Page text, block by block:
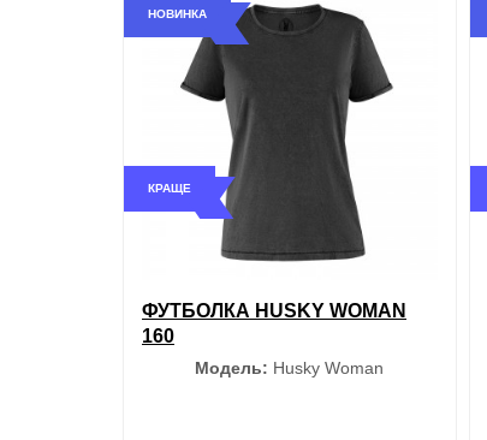
Блакитний
Небесний
Чорний
Бордовий
Сірий
НОВИНКА
КРАЩЕ
ФУТБОЛКА HUSKY WOMAN
160
Модель: Husky Woman